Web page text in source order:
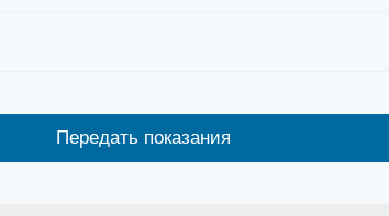
Передать показания